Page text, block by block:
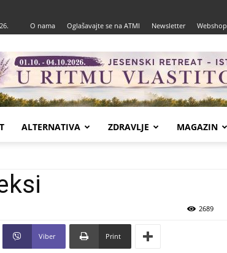
O nama Oglašavajte se na ATMI Newsletter Webshop
ALTERNATIVA ZDRAVLJE MAGAZIN
2689
Viber Print